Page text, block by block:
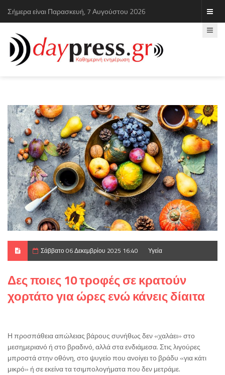
Σήμερα είναι Παρασκευή, 7 Αυγούστου 2026
Σάββατο 06 Δεκεμβρίου 2025 16:40 Υγεία
Δες ποιες 10 τροφές σε κρατούν
χορτάτο για ώρες ενώ κάνεις δίαιτα
Η προσπάθεια απώλειας βάρους συνήθως δεν «χαλάει» στο
μεσημεριανό ή στο βραδινό, αλλά στα ενδιάμεσα. Στις λιγούρες
μπροστά στην οθόνη, στο ψυγείο που ανοίγει το βράδυ «για κάτι
μικρό» ή σε εκείνα τα τσιμπολογήματα που δεν μετράμε.